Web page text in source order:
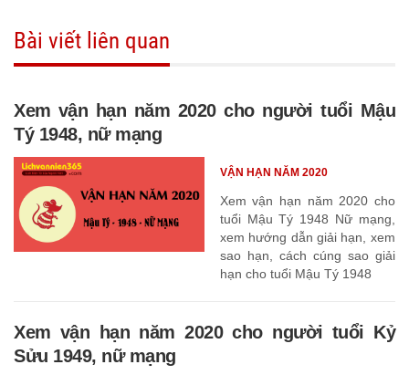
Bài viết liên quan
Xem vận hạn năm 2020 cho người tuổi Mậu
Tý 1948, nữ mạng
Xem vận hạn năm 2020 cho
tuổi Mậu Tý 1948 Nữ mạng,
xem hướng dẫn giải hạn, xem
sao hạn, cách cúng sao giải
hạn cho tuổi Mậu Tý 1948
VẬN HẠN NĂM 2020
Xem vận hạn năm 2020 cho người tuổi Kỷ
Sửu 1949, nữ mạng